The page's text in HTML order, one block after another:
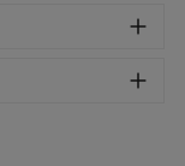
nadruk na